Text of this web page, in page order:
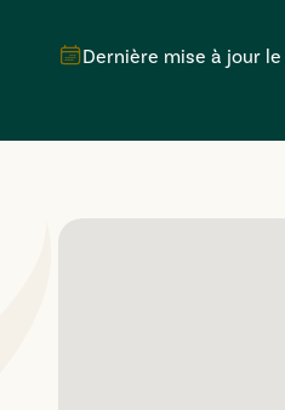
Dernière mise à jour le